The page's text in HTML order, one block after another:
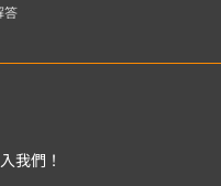
答
我們！